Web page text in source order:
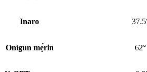
Inaro
Onígun mẹ́rin 62°